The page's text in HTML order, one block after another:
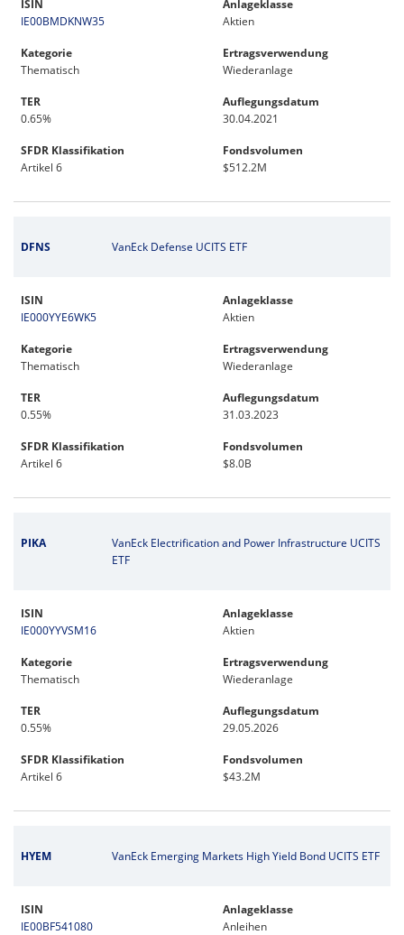
ISIN
IE00BMDKNW35
Anlageklasse
Aktien
Kategorie
Thematisch
Ertragsverwendung
Wiederanlage
TER
0.65%
Auflegungsdatum
30.04.2021
SFDR Klassifikation
Artikel 6
Fondsvolumen
$512.2M
DFNS VanEck Defense UCITS ETF
ISIN
IE000YYE6WK5
Anlageklasse
Aktien
Kategorie
Thematisch
Ertragsverwendung
Wiederanlage
TER
0.55%
Auflegungsdatum
31.03.2023
SFDR Klassifikation
Artikel 6
Fondsvolumen
$8.0B
PIKA
VanEck Electrification and Power Infrastructure UCITS
ETF
ISIN
IE000YYVSM16
Anlageklasse
Aktien
Kategorie
Thematisch
Ertragsverwendung
Wiederanlage
TER
0.55%
Auflegungsdatum
29.05.2026
SFDR Klassifikation
Artikel 6
Fondsvolumen
$43.2M
HYEM VanEck Emerging Markets High Yield Bond UCITS ETF
ISIN
IE00BF541080
Anlageklasse
Anleihen